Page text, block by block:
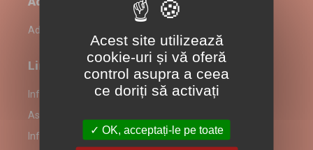
Admin Login
Link-uri utile
Informații despre partenerul Asian Food Delivery
Asian Food Delivery alergeni
Informare Consumatori
Acest site utilizează
cookie-uri și vă oferă
control asupra a ceea
ce doriți să activați
OK, acceptați-le pe toate